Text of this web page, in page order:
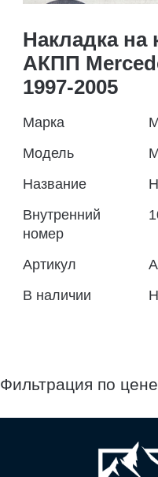
Накладка на
АКПП
1997-2005
Марка
Модель
Название
Внутренний
номер
Артикул
В наличии
Фильтрация по цене